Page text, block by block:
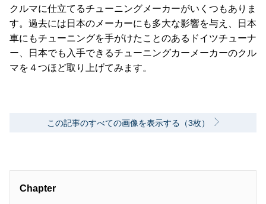
クルマに仕立てるチューニングメーカーがいくつもありま
す。過去には日本のメーカーにも多大な影響を与え、日本
車にもチューニングを手がけたことのあるドイツチューナ
ー、日本でも入手できるチューニングカーメーカーのクル
マを４つほど取り上げてみます。
この記事のすべての画像を表示する（3枚）
Chapter